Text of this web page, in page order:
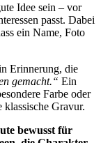
Idee sein – vor
passt. Dabei
ein Name, Foto
Erinnerung, die
gemacht.“ Ein
Farbe oder
Gravur.
bewusst für